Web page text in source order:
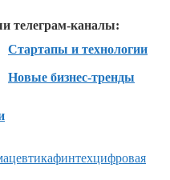
телеграм-каналы:
Стартапы и технологии
Новые бизнес-тренды
финтехцифровая